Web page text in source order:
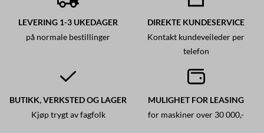
LEVERING 1-3 UKEDAGER
på normale bestillinger
DIREKTE KUNDESERVICE
Kontakt kundeveileder per
telefon
BUTIKK, VERKSTED OG LAGER
Kjøp trygt av fagfolk
MULIGHET FOR LEASING
for maskiner over 30 000,-